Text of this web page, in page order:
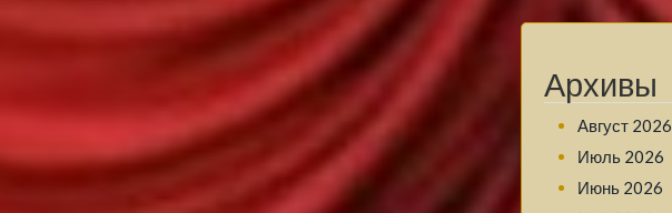
Архивы
Август 2026
Июль 2026
Июнь 2026